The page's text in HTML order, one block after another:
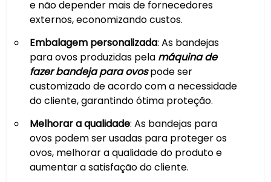
e não depender mais de fornecedores
externos, economizando custos.
Embalagem personalizada: As bandejas
para ovos produzidas pela máquina de
fazer bandeja para ovospode ser
customizado de acordo com a necessidade
do cliente, garantindo ótima proteção.
Melhorar a qualidade: As bandejas para
ovos podem ser usadas para proteger os
ovos, melhorar a qualidade do produto e
aumentar a satisfação do cliente.